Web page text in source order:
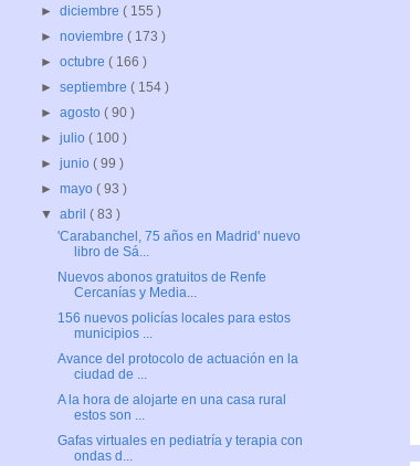
►diciembre( 155 )
►noviembre( 173 )
►octubre( 166 )
►septiembre( 154 )
►agosto( 90 )
►julio( 100 )
►junio( 99 )
►mayo( 93 )
▼abril( 83 )
'Carabanchel, 75 años en Madrid' nuevo
libro de Sá...
Nuevos abonos gratuitos de Renfe
Cercanías y Media...
156 nuevos policías locales para estos
municipios ...
Avance del protocolo de actuación en la
ciudad de ...
A la hora de alojarte en una casa rural
estos son ...
Gafas virtuales en pediatría y terapia con
ondas d...